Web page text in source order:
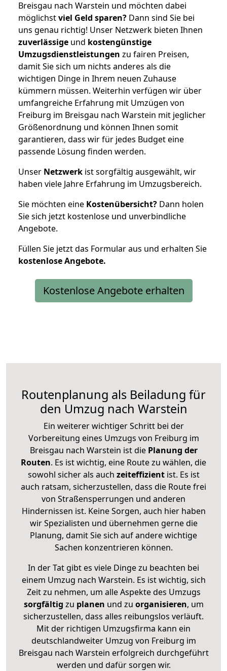
Breisgau nach Warstein und möchten dabei
möglichstviel Geld sparen? Dann sind Sie bei
uns genau richtig! Unser Netzwerk bieten Ihnen
zuverlässige und kostengünstige
Umzugsdienstleistungen zu fairen Preisen,
damit Sie sich um nichts anderes als die
wichtigen Dinge in Ihrem neuen Zuhause
kümmern müssen. Weiterhin verfügen wir über
umfangreiche Erfahrung mit Umzügen von
Freiburg im Breisgau nach Warstein mit jeglicher
Größenordnung und können Ihnen somit
garantieren, dass wir für jedes Budget eine
passende Lösung finden werden.
Unser Netzwerk ist sorgfältig ausgewählt, wir
haben viele Jahre Erfahrung im Umzugsbereich.
Sie möchten eine Kostenübersicht? Dann holen
Sie sich jetzt kostenlose und unverbindliche
Angebote.
Füllen Sie jetzt das Formular aus und erhalten Sie
kostenloseAngebote.
Kostenlose Angebote erhalten
Routenplanung als Beiladung für
den Umzug nach Warstein
Ein weiterer wichtiger Schritt bei der
Vorbereitung eines Umzugs von Freiburg im
Breisgau nach Warstein ist diePlanung der
Routen. Es ist wichtig, eine Route zu wählen, die
sowohl sicher als auch zeiteffizientist. Es ist
auch ratsam, sicherzustellen, dass die Route frei
von Straßensperrungen und anderen
Hindernissen ist. Keine Sorgen, auch hier haben
wir Spezialisten und übernehmen gerne die
Planung, damit Sie sich auf andere wichtige
Sachen konzentrieren können.
In der Tat gibt es viele Dinge zu beachten bei
einem Umzug nach Warstein. Es ist wichtig, sich
Zeit zu nehmen, um alle Aspekte des Umzugs
sorgfältig zu planen und zu organisieren, um
sicherzustellen, dass alles reibungslos verläuft.
Mit der richtigen Umzugsfirma kann ein
deutschlandweiter Umzug von Freiburg im
Breisgau nach Warstein erfolgreich durchgeführt
werden und dafür sorgen wir.